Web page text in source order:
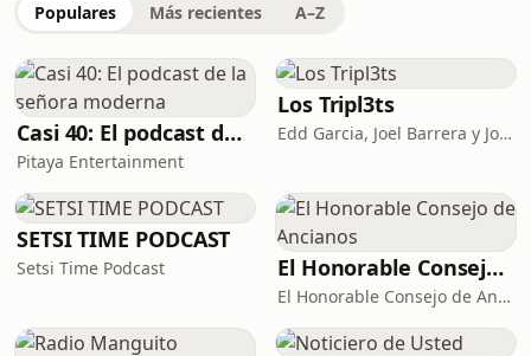
Populares Más recientes A–Z
Casi 40: El podcast de la señora moderna
Pitaya Entertainment
Los Tripl3ts
Edd Garcia, Joel Barrera y Jorge Fernandez
SETSI TIME PODCAST
Setsi Time Podcast El Honorable Consejo de Ancianos
El Honorable Consejo de Ancianos